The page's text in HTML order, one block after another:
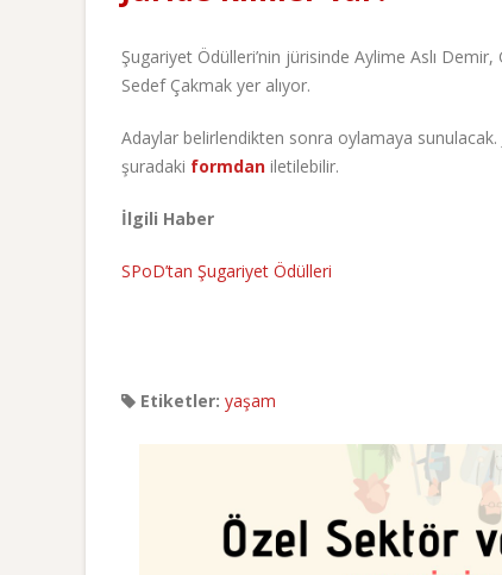
Şugariyet Ödülleri’nin jürisinde Aylime Aslı
Sedef Çakmak yer alıyor.
Adaylar belirlendikten sonra oylamaya sunulacak.
şuradaki formdan iletilebilir.
İlgili Haber
SPoD’tan Şugariyet Ödülleri
Etiketler: yaşam